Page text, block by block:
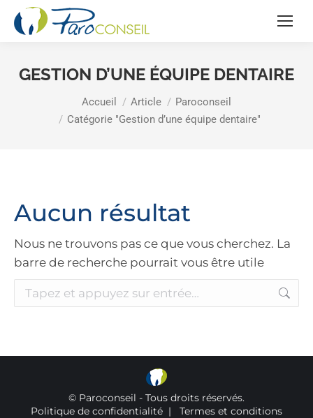
GESTION D’UNE ÉQUIPE DENTAIRE
Vous êtes ici :Accueil Article
Paroconseil
Catégorie "Gestion d’une équipe dentaire"
Aucun résultat
Nous ne trouvons pas ce que vous cherchez. La
barre de recherche pourrait vous être utile
Recherche
:
© Paroconseil - Tous droits réservés.
Politique de confidentialité | Termes et conditions